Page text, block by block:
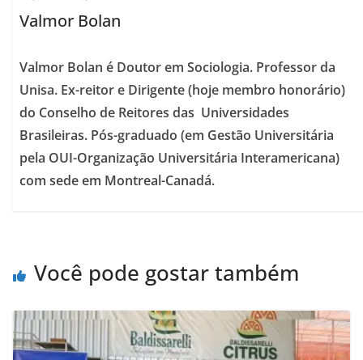
Valmor Bolan
Valmor Bolan é Doutor em Sociologia. Professor da
Unisa. Ex-reitor e Dirigente (hoje membro honorário)
do Conselho de Reitores das Universidades
Brasileiras. Pós-graduado (em Gestão Universitária
pela OUI-Organização Universitária Interamericana)
com sede em Montreal-Canadá.
Você pode gostar também